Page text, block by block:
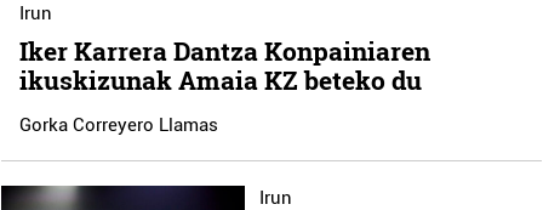
Irun
Iker Karrera Dantza Konpainiaren
ikuskizunak Amaia KZ beteko du
Gorka Correyero Llamas
Irun